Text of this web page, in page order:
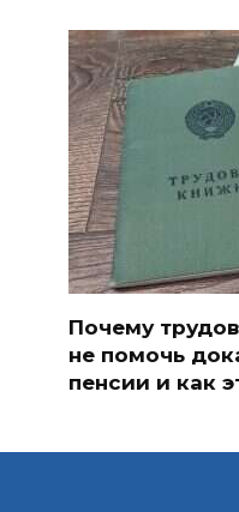
Почему
не помочь
пенсии и как